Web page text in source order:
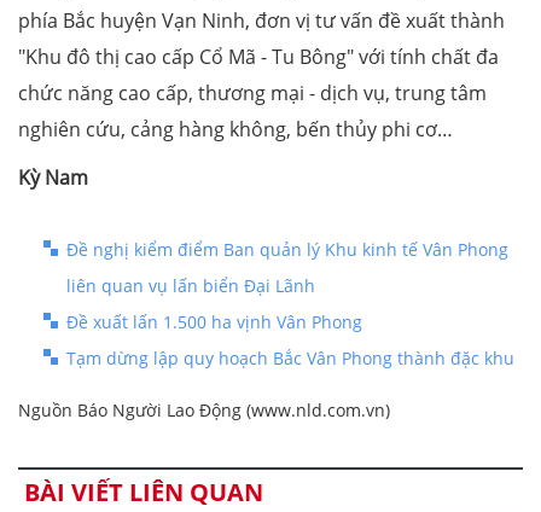
phía Bắc huyện Vạn Ninh, đơn vị tư vấn đề xuất thành
"Khu đô thị cao cấp Cổ Mã - Tu Bông" với tính chất đa
chức năng cao cấp, thương mại - dịch vụ, trung tâm
nghiên cứu, cảng hàng không, bến thủy phi cơ…
Kỳ Nam
Đề nghị kiểm điểm Ban quản lý Khu kinh tế Vân Phong
liên quan vụ lấn biển Đại Lãnh
Đề xuất lấn 1.500 ha vịnh Vân Phong
Tạm dừng lập quy hoạch Bắc Vân Phong thành đặc khu
Nguồn Báo Người Lao Động (www.nld.com.vn)
BÀI VIẾT LIÊN QUAN